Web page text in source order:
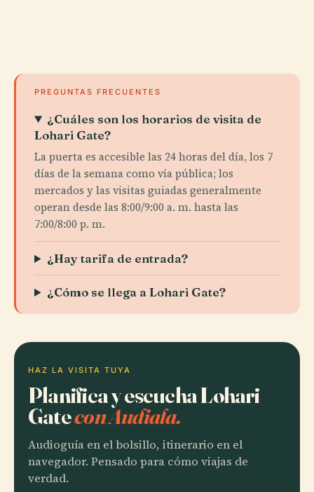
PREGUNTAS FRECUENTES
¿Cuáles son los horarios de visita de
Lohari Gate?
La puerta es accesible las 24 horas del día, los 7
días de la semana como vía pública; los
mercados y las visitas guiadas generalmente
operan desde las 8:00/9:00 a. m. hasta las
7:00/8:00 p. m.
¿Hay tarifa de entrada?
¿Cómo se llega a Lohari Gate?
HAZ LA VISITA TUYA
Planifica y escucha Lohari
Gatecon Audiala.
Audioguía en el bolsillo, itinerario en el
navegador. Pensado para cómo viajas de
verdad.